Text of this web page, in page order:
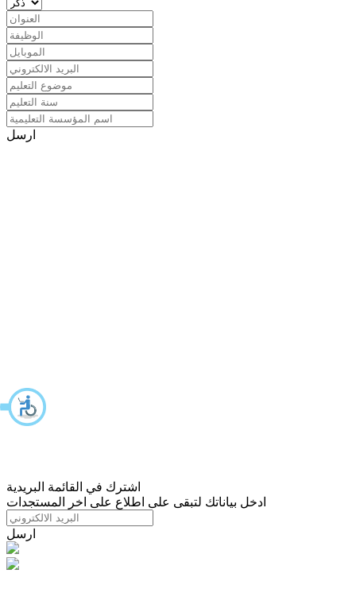
ارسل
اشترك في القائمة البريدية
ادخل بياناتك لتبقى على اطلاع على اخر المستجدات
ارسل